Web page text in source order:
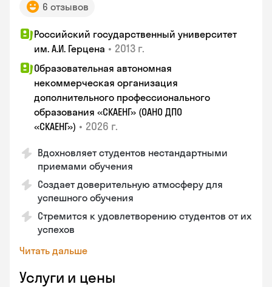
6 отзывов
Российский государственный университет
им. А.И. Герцена • 2013 г.
Образовательная автономная
некоммерческая организация
дополнительного профессионального
образования «СКАЕНГ» (ОАНО ДПО
«СКАЕНГ») • 2026 г.
Вдохновляет студентов нестандартными
приемами обучения
Создает доверительную атмосферу для
успешного обучения
Стремится к удовлетворению студентов от их
успехов
Читать дальше
Услуги и цены